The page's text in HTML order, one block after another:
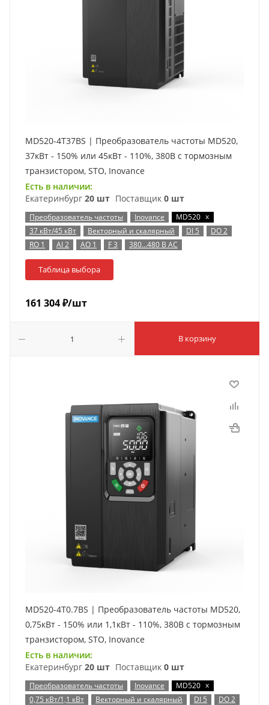
MD520-4T37BS | Преобразователь частоты MD520,
37кВт - 150% или 45кВт - 110%, 380В с тормозным
транзистором, STO, Inovance
Есть в наличии:
Екатеринбург 20 шт Поставщик 0 шт
Преобразователь частоты Inovance MD520 x
37 кВт/45 кВт
Векторный и скалярный DI 5
DO 2
RO 1
AI 2 AO 1 F 3 380…480 В AC
Таблица выбора
161 304₽/шт
В корзину
MD520-4T0.7BS | Преобразователь частоты MD520,
0,75кВт - 150% или 1,1кВт - 110%, 380В с тормозным
транзистором, STO, Inovance
Есть в наличии:
Екатеринбург 20 шт Поставщик 0 шт
Преобразователь частоты Inovance MD520 x
0,75 кВт/1,1 кВт
Векторный и скалярный DI 5
DO 2